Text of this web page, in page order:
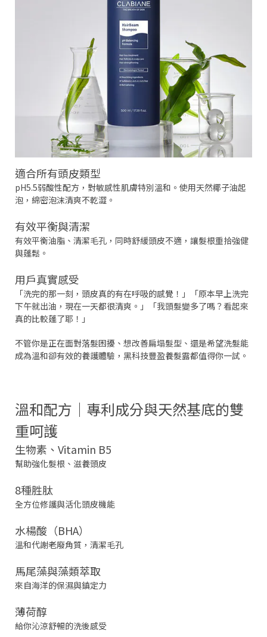
適合所有頭皮類型
pH5.5弱酸性配方，對敏感性肌膚特別溫和。使用天然椰子油起
泡，綿密泡沫清爽不乾澀。
有效平衡與清潔
有效平衡油脂、清潔毛孔，同時舒緩頭皮不適，讓髮根重拾強健
與蓬鬆。
用戶真實感受
「洗完的那一刻，頭皮真的有在呼吸的感覺！」「原本早上洗完
下午就出油，現在一天都很清爽。」「我頭髮變多了嗎？看起來
真的比較蓬了耶！」
不管你是正在面對落髮困擾、想改善扁塌髮型、還是希望洗髮能
成為溫和卻有效的養護體驗，黑科技豐盈養髮露都值得你一試。
溫和配方｜專利成分與天然基底的雙
重呵護
生物素、Vitamin B5
幫助強化髮根、滋養頭皮
8種胜肽
全方位修護與活化頭皮機能
水楊酸（BHA）
溫和代謝老廢角質，清潔毛孔
馬尾藻與藻類萃取
來自海洋的保濕與鎮定力
薄荷醇
給你沁涼舒暢的洗後感受